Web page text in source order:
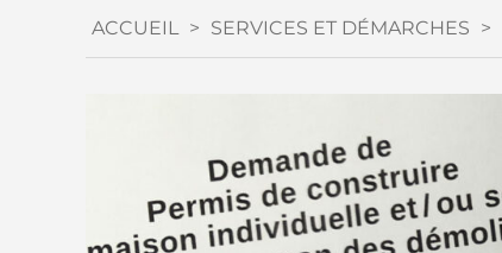
ACCUEIL > SERVICES ET DÉMARCHES >